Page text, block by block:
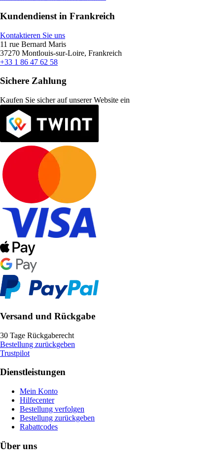
Kundendienst in Frankreich
Kontaktieren Sie uns
11 rue Bernard Maris
37270 Montlouis-sur-Loire, Frankreich
+33 1 86 47 62 58
Sichere Zahlung
Kaufen Sie sicher auf unserer Website ein
Versand und Rückgabe
30 Tage Rückgaberecht
Bestellung zurückgeben
Trustpilot
Dienstleistungen
Mein Konto
Hilfecenter
Bestellung verfolgen
Bestellung zurückgeben
Rabattcodes
Über uns